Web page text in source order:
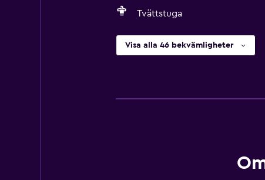
Tvättstuga
Visa alla 46 bekvämligheter